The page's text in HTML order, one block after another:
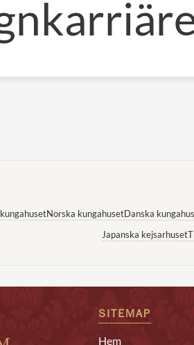
Norska kungahusetDanska
Japanska kejsarhuset
SITEMAP
Hem